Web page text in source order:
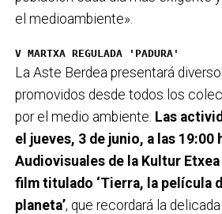
el medioambiente».
V MARTXA REGULADA 'PADURA'
La Aste Berdea presentará
promovidos desde todos los
por el medio ambiente. Las
el jueves, 3 de junio, a las 19:00
Audiovisuales de la Kultur
film titulado ‘Tierra, la película
planeta’, que recordará la